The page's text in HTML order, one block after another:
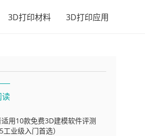
3D打印材料 3D打印应用
读
用10款免费3D建模软件评测
工业级入门首选）